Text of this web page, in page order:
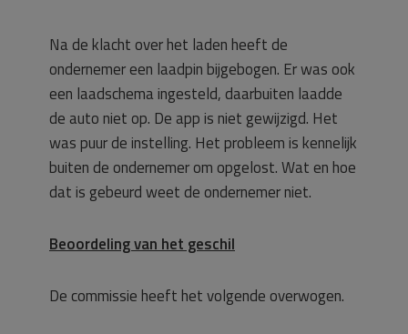
Na de klacht over het laden heeft de
ondernemer een laadpin bijgebogen. Er was ook
een laadschema ingesteld, daarbuiten laadde
de auto niet op. De app is niet gewijzigd. Het
was puur de instelling. Het probleem is kennelijk
buiten de ondernemer om opgelost. Wat en hoe
dat is gebeurd weet de ondernemer niet.
Beoordeling van het geschil
De commissie heeft het volgende overwogen.